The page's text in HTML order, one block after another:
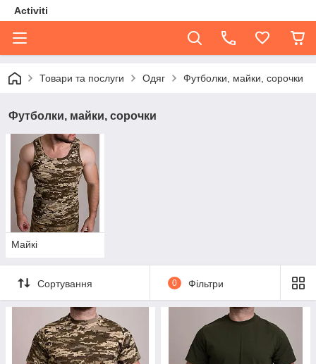
Activiti
Товари та послуги Одяг Футболки, майки, сорочки
Футболки, майки, сорочки
Майкі
Сортування 0 Фільтри